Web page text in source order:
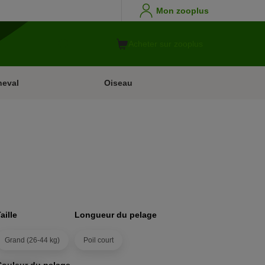
Mon zooplus
Oiseau
Grand (26-44 kg)
Longueur du pelage
Poil court